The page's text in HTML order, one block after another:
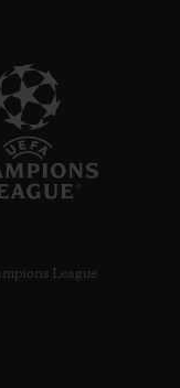
League